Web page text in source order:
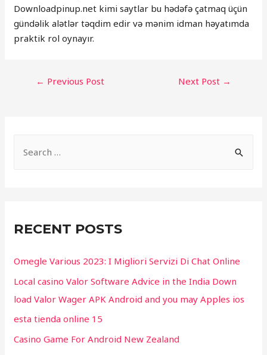
Downloadpinup.net kimi saytlar bu hədəfə çatmaq üçün
gündəlik alətlər təqdim edir və mənim idman həyatımda
praktik rol oynayır.
POST
← Previous Post Next Post →
h
o
r
:
RECENT POSTS
Omegle Various 2023: I Migliori Servizi Di Chat Online
Local casino Valor Software Advice in the India Down
load Valor Wager APK Android and you may Apples ios
esta tienda online 15
Casino Game For Android New Zealand